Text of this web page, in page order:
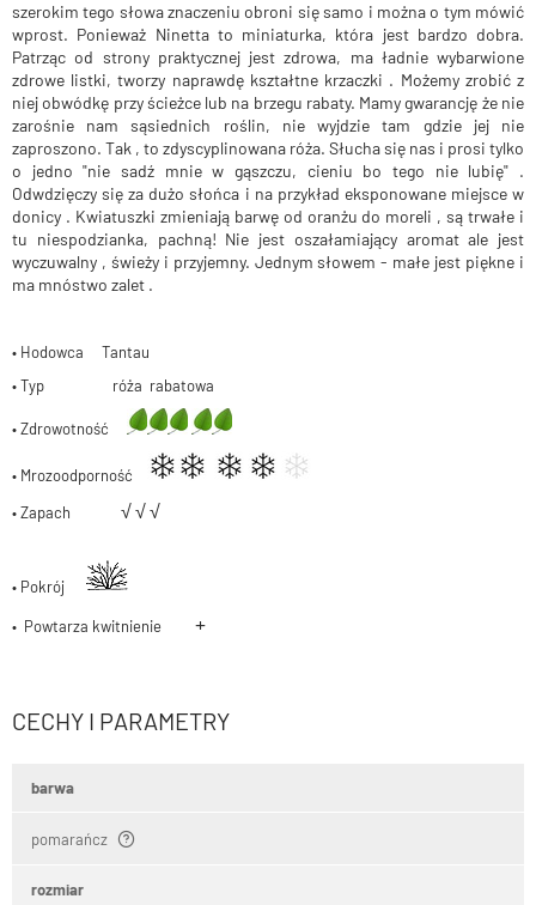
szerokim tego słowa znaczeniu obroni się samo i można o tym mówić
wprost. Ponieważ Ninetta to miniaturka, która jest bardzo dobra.
Patrząc od strony praktycznej jest zdrowa, ma ładnie wybarwione
zdrowe listki, tworzy naprawdę kształtne krzaczki . Możemy zrobić z
niej obwódkę przy ścieżce lub na brzegu rabaty. Mamy gwarancję że nie
zarośnie nam sąsiednich roślin, nie wyjdzie tam gdzie jej nie
zaproszono. Tak , to zdyscyplinowana róża. Słucha się nas i prosi tylko
o jedno "nie sadź mnie w gąszczu, cieniu bo tego nie lubię" .
Odwdzięczy się za dużo słońca i na przykład eksponowane miejsce w
donicy . Kwiatuszki zmieniają barwę od oranżu do moreli , są trwałe i
tu niespodzianka, pachną! Nie jest oszałamiający aromat ale jest
wyczuwalny , świeży i przyjemny. Jednym słowem - małe jest piękne i
ma mnóstwo zalet .
• Hodowca Tantau
• Typ róża rabatowa
• Zdrowotność
• Mrozoodporność
• Zapach √√√
• Pokrój
• Powtarza kwitnienie +
CECHY I PARAMETRY
barwa
pomarańcz
rozmiar